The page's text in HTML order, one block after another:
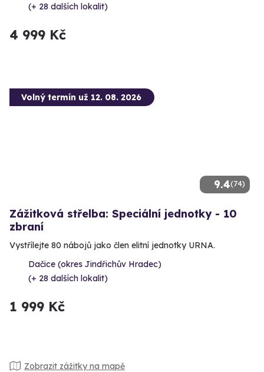
(+ 28 dalších lokalit)
4 999 Kč
9.4(74)
Volný termín už 12. 08. 2026
Zážitková střelba: Speciální jednotky - 10
zbraní
Vystřílejte 80 nábojů jako člen elitní jednotky URNA.
Dačice (okres Jindřichův Hradec)
(+ 28 dalších lokalit)
1 999 Kč
Zobrazit zážitky na mapě